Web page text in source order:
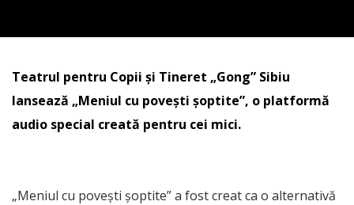
Teatrul pentru Copii și Tineret „Gong” Sibiu
lansează „Meniul cu povești șoptite”, o platformă
audio special creată pentru cei mici.
„Meniul cu povești șoptite” a fost creat ca o alternativă